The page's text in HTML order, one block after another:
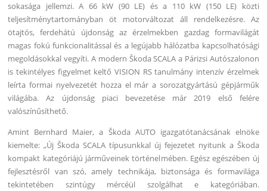
sokasága jellemzi. A 66 kW (90 LE) és a 110 kW (150 LE) közti
teljesítménytartományban öt motorváltozat áll rendelkezésre. Az
ötajtós, ferdehátú újdonság az érzelmekben gazdag formavilágát
magas fokú funkcionalitással és a legújabb hálózatba kapcsolhatósági
megoldásokkal vegyíti. A modern Škoda SCALA a Párizsi Autószalonon
is tekintélyes figyelmet keltő VISION RS tanulmány intenzív érzelmek
leírta formai nyelvezetét hozza el már a sorozatgyártású gépjárműk
világába. Az újdonság piaci bevezetése már 2019 első felére
valószínűsíthető.
Amint Bernhard Maier, a Škoda AUTO igazgatótanácsának elnöke
kiemelte: „Új Škoda SCALA típusunkkal új fejezetet nyitunk a Škoda
kompakt kategóriájú járműveinek történelmében. Egész egészében új
fejlesztésről van szó, amely technikája, biztonsága és formavilága
tekintetében szintúgy mércéül szolgálhat e kategóriában.